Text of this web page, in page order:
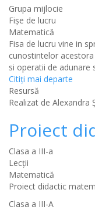
Grupa mijlocie
Fișe de lucru
Matematică
Fisa de lucru vine in
cunostintelor
si operatii de adunare
Citiţi mai departe
Resursă
Realizat de Alexandra
Proiect
Clasa a III-a
Lecții
Matematică
Proiect didactic
Clasa a III-A